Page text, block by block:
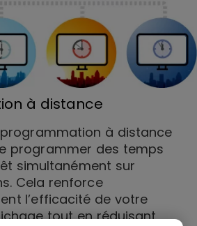
à distance
à distance
programmer des temps
simultanément sur
Cela renforce
l’efficacité de votre
tout en réduisant